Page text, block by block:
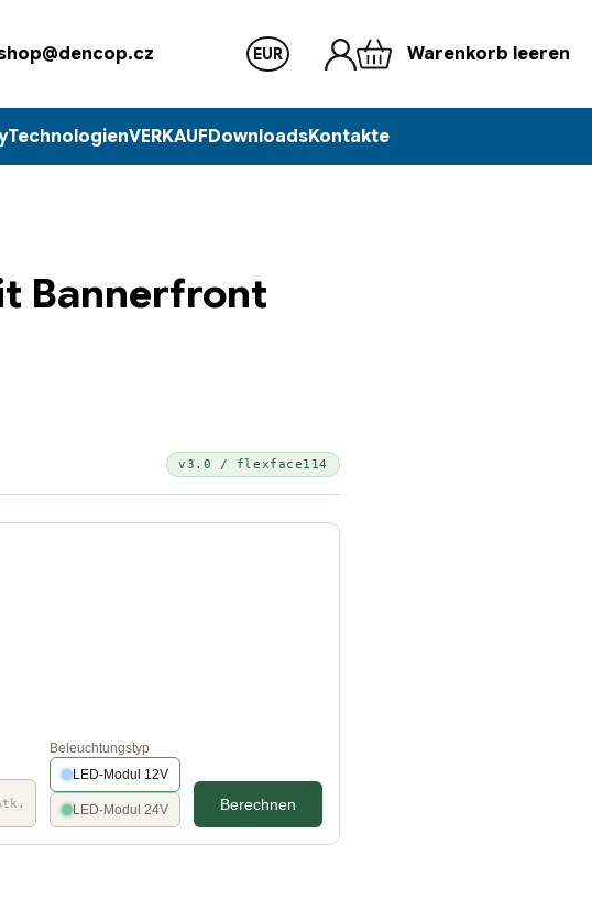
EUR Warenkorb leeren
TechnologienVERKAUFDownloadsKontakte
Bannerfront
v3.0 / flexface114
Beleuchtungstyp
LED-Modul 12V
LED-Modul 24V Berechnen